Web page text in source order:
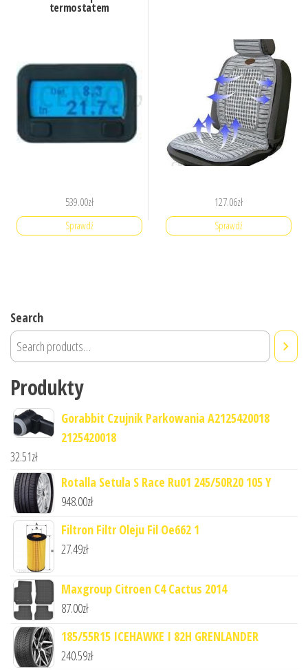
termostatem
539.00zł
Sprawdź
127.06zł
Sprawdź
Search
Produkty
Gorabbit Czujnik Parkowania A2125420018
2125420018
32.51zł
Rotalla Setula S Race Ru01 245/50R20 105 Y
948.00zł
Filtron Filtr Oleju Fil Oe662 1
27.49zł
Maxgroup Citroen C4 Cactus 2014
87.00zł
185/55R15 ICEHAWKE I 82H GRENLANDER
240.59zł